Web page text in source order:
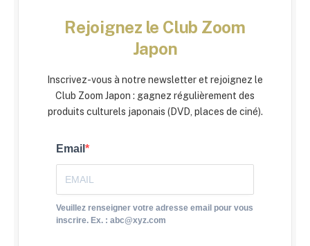
Rejoignez le Club Zoom
Japon
Inscrivez-vous à notre newsletter et rejoignez le
Club Zoom Japon : gagnez régulièrement des
produits culturels japonais (DVD, places de ciné).
Email
Veuillez renseigner votre adresse email pour vous
inscrire. Ex. : abc@xyz.com